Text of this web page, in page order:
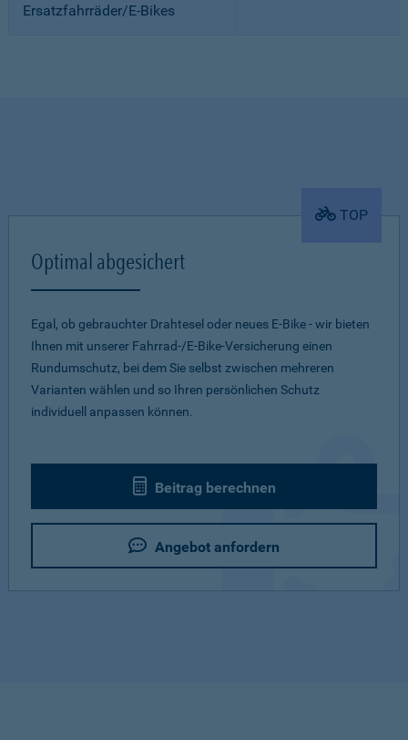
Ersatzfahrräder/E-Bikes
TOP
Optimal abgesichert
Egal, ob gebrauchter Drahtesel oder neues E-Bike - wir bieten
Ihnen mit unserer Fahrrad-/E-Bike-Versicherung einen
Rundumschutz, bei dem Sie selbst zwischen mehreren
Varianten wählen und so Ihren persönlichen Schutz
individuell anpassen können.
Beitrag berechnen
Angebot anfordern